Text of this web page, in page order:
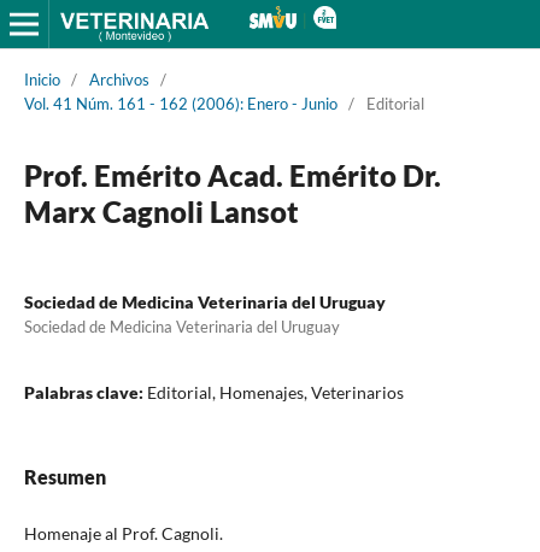
Inicio / Archivos
/
Vol. 41 Núm. 161 - 162 (2006): Enero - Junio / Editorial
Prof. Emérito Acad. Emérito Dr.
Marx Cagnoli Lansot
Sociedad de Medicina Veterinaria del Uruguay
Sociedad de Medicina Veterinaria del Uruguay
Palabras clave: Editorial, Homenajes, Veterinarios
Resumen
Homenaje al Prof. Cagnoli.